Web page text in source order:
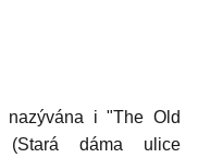
nazývána i "The Old
(Stará dáma ulice